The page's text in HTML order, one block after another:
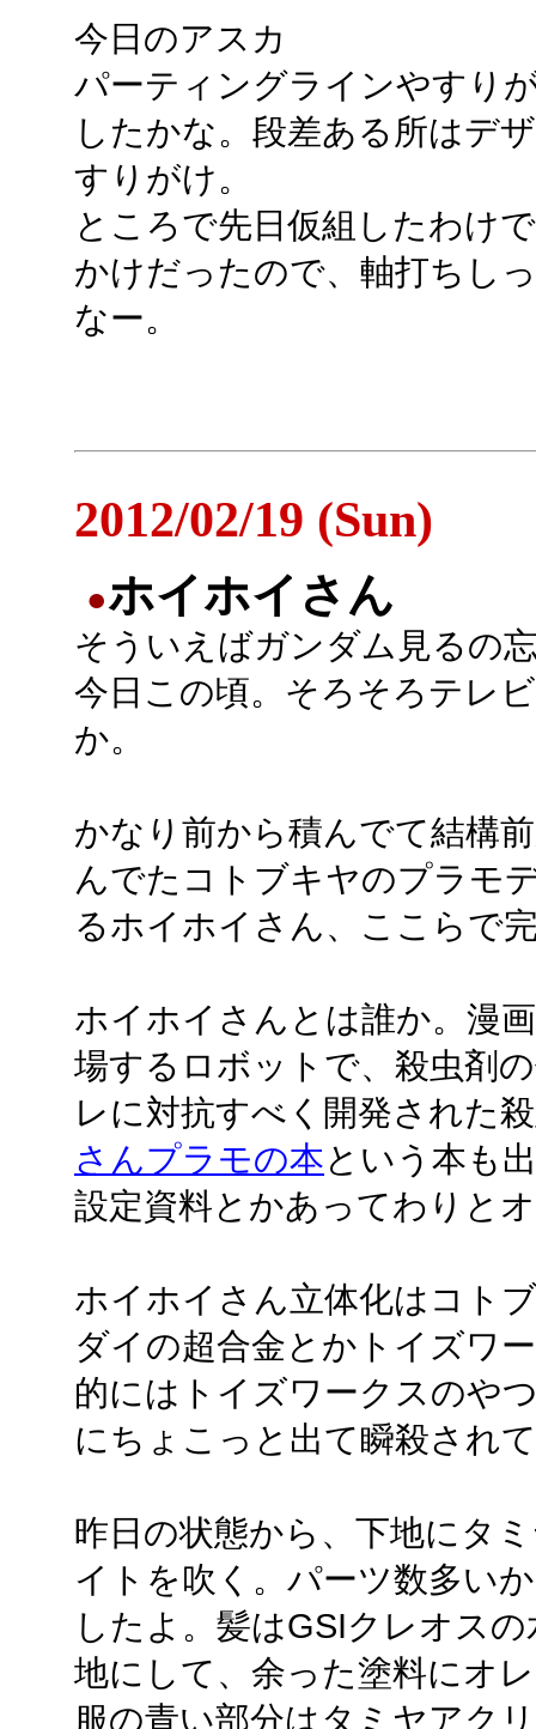
今日のアスカ
パーティングラインやすり
したかな。段差ある所はデ
すりがけ。
ところで先日仮組したわけ
かけだったので、軸打ちし
なー。
2012/02/19 (Sun)
●ホイホイさん
そういえばガンダム見るの
今日この頃。そろそろテレ
か。
かなり前から積んでて結構
んでたコトブキヤのプラモ
るホイホイさん、ここらで
ホイホイさんとは誰か。漫画
場するロボットで、殺虫剤
レに対抗すべく開発された
さんプラモの本という本も
設定資料とかあってわりと
ホイホイさん立体化はコト
ダイの超合金とかトイズワ
的にはトイズワークスのや
にちょこっと出て瞬殺され
昨日の状態から、下地にタ
イトを吹く。パーツ数多い
したよ。髪はGSIクレオス
地にして、余った塗料にオ
服の青い部分はタミヤアク